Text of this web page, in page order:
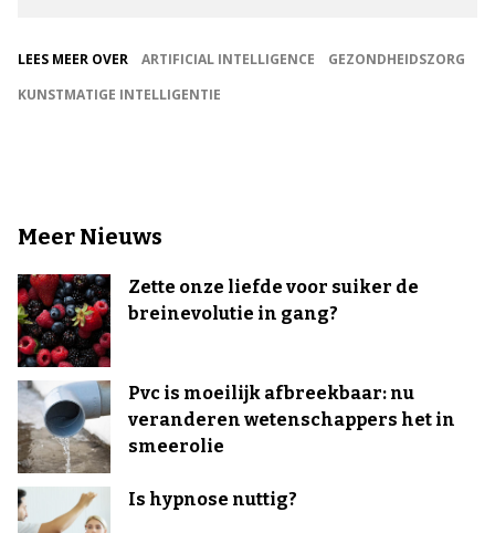
LEES MEER OVER ARTIFICIAL INTELLIGENCE
GEZONDHEIDSZORG
KUNSTMATIGE INTELLIGENTIE
Meer Nieuws
Zette onze liefde voor suiker de
breinevolutie in gang?
Pvc is moeilijk afbreekbaar: nu
veranderen wetenschappers het in
smeerolie
Is hypnose nuttig?